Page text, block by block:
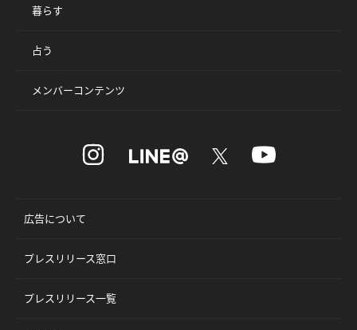
暮らす
占う
メンバーコンテンツ
広告について
プレスリリース窓口
プレスリリース一覧